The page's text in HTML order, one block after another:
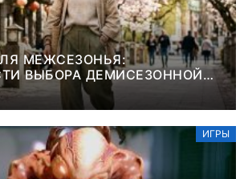
МЕЖСЕЗОНЬЯ:
ВЫБОРА ДЕМИСЕЗОННОЙ
ЖЕНСКОГО ПЛАЩА
ИГРЫ